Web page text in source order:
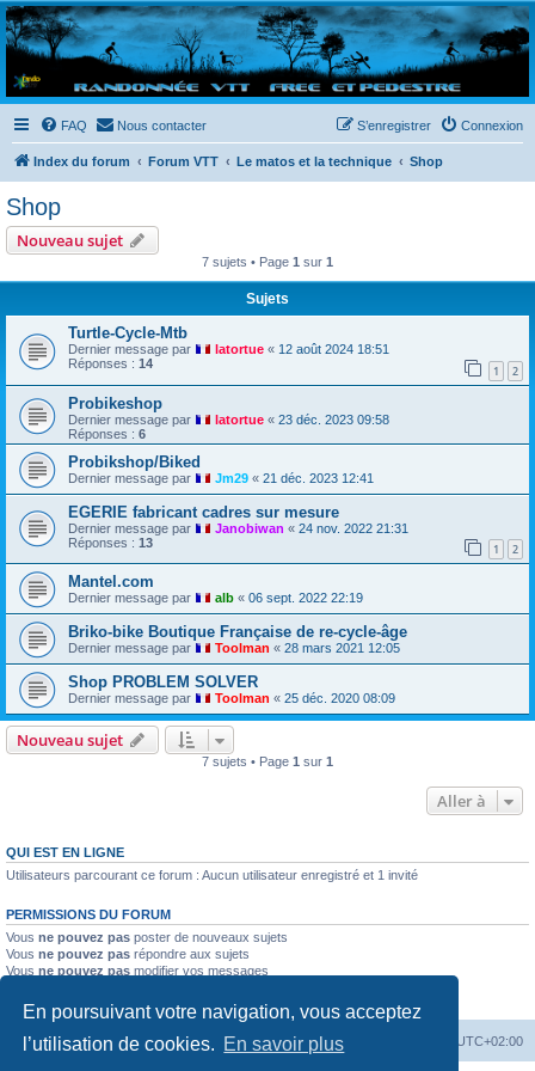
En poursuivant votre navigation, vous acceptez
l’utilisation de cookies. En savoir plus
Randovttfree.fr
Bienvenue sur le site des randos vtt et pédestre de Bretagne . Bonne navigation sur le site
et bonnes randos dans l'Ouest !
FAQ Nous contacter Connexion
S’enregistrer
Index du forum Forum VTT Le matos et la technique Shop
Shop
Nouveau sujet
7 sujets • Page 1 sur 1
Sujets
Turtle-Cycle-Mtb
Dernier message par latortue « 12 août 2024 18:51
Réponses : 14 1 2
Probikeshop
Dernier message par latortue « 23 déc. 2023 09:58
Réponses : 6
Probikshop/Biked
Dernier message par Jm29 « 21 déc. 2023 12:41
EGERIE fabricant cadres sur mesure
Dernier message par Janobiwan « 24 nov. 2022 21:31
Réponses : 13 1 2
Mantel.com
Dernier message par alb « 06 sept. 2022 22:19
Briko-bike Boutique Française de re-cycle-âge
Dernier message par Toolman « 28 mars 2021 12:05
Shop PROBLEM SOLVER
Dernier message par Toolman « 25 déc. 2020 08:09
Nouveau sujet
7 sujets • Page 1 sur 1
Aller à
QUI EST EN LIGNE
Utilisateurs parcourant ce forum : Aucun utilisateur enregistré et 1 invité
PERMISSIONS DU FORUM
Vous ne pouvez pas poster de nouveaux sujets
Vous ne pouvez pas répondre aux sujets
Vous ne pouvez pas modifier vos messages
Vous
ne pouvez pas joindre des fichiers
Index du forum UTC+02:00